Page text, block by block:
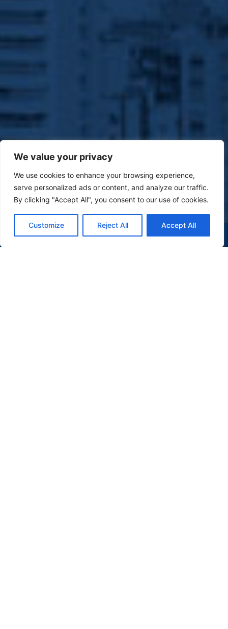
We value your privacy
We use cookies to enhance your browsing experience,
serve personalized ads or content, and analyze our traffic.
By clicking "Accept All", you consent to our use of cookies.
Customize Reject All Accept All
(47) 9 9977-7630